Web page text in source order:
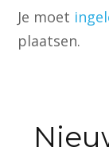
Je moet
plaatsen.